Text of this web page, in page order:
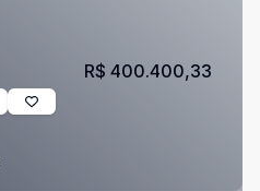
R$ 400.400,33